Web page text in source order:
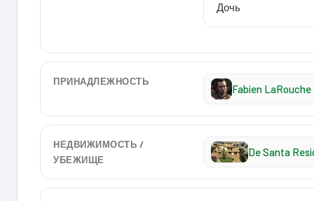
Дочь
ПРИНАДЛЕЖНОСТЬ
Fabien LaRouche
НЕДВИЖИМОСТЬ /
УБЕЖИЩЕ
De Santa